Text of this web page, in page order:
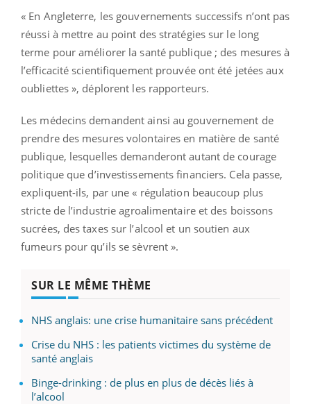
« En Angleterre, les gouvernements successifs n’ont pas
réussi à mettre au point des stratégies sur le long
terme pour améliorer la santé publique ; des mesures à
l’efficacité scientifiquement prouvée ont été jetées aux
oubliettes », déplorent les rapporteurs.
Les médecins demandent ainsi au gouvernement de
prendre des mesures volontaires en matière de santé
publique, lesquelles demanderont autant de courage
politique que d’investissements financiers. Cela passe,
expliquent-ils, par une « régulation beaucoup plus
stricte de l’industrie agroalimentaire et des boissons
sucrées, des taxes sur l’alcool et un soutien aux
fumeurs pour qu’ils se sèvrent ».
SUR LE MÊME THÈME
NHS anglais: une crise humanitaire sans précédent
Crise du NHS : les patients victimes du système de
santé anglais
Binge-drinking : de plus en plus de décès liés à
l’alcool